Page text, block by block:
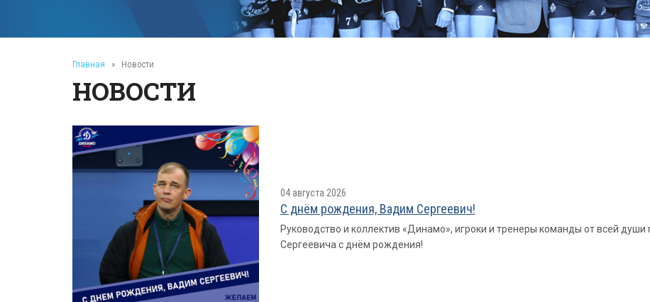
Главная » Новости
НОВОСТИ
04 августа 2026
С днём рождения, Вадим Сергеевич!
Руководство и коллектив «Динамо», игроки и тренеры команды от всей
Сергеевича с днём рождения!